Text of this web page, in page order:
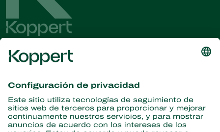
información
Suscríbase aquí